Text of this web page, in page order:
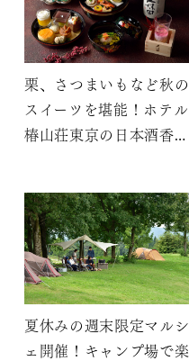
栗、さつまいもなど秋の
スイーツを堪能！ホテル
椿山荘東京の日本酒香る
夏休みの週末限定マルシ
ェ開催！キャンプ場で楽